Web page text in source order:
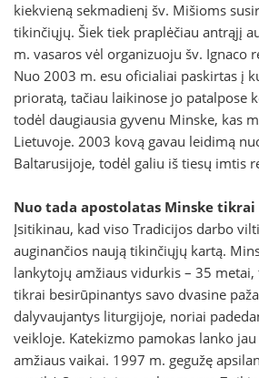
kiekvieną sekmadienį šv. Mišioms
tikinčiųjų. Šiek tiek praplėčiau antrąjį
m. vasaros vėl organizuoju šv. Ignaco
Nuo 2003 m. esu oficialiai paskirtas į
prioratą, tačiau laikinose jo patalpose
todėl daugiausia gyvenu Minske, kas
Lietuvoje. 2003 kovą gavau leidimą
Baltarusijoje, todėl galiu iš tiesų imtis
Nuo tada apostolatas Minske tikrai
Įsitikinau, kad viso Tradicijos darbo
auginančios naują tikinčiųjų kartą.
lankytojų amžiaus vidurkis – 35 metai,
tikrai besirūpinantys savo dvasine
dalyvaujantys liturgijoje, noriai
veikloje. Katekizmo pamokas lanko
amžiaus vaikai. 1997 m. gegužę